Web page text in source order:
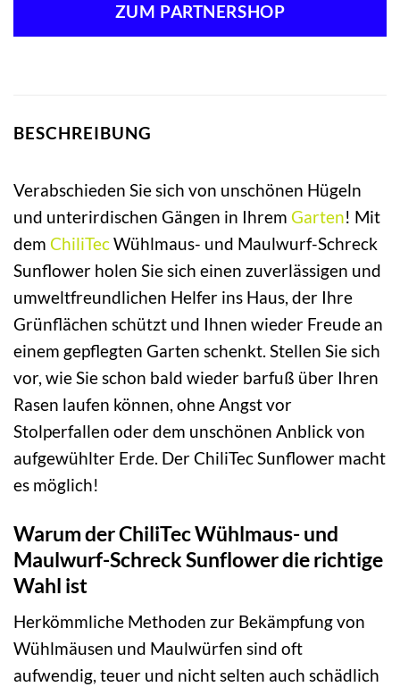
ZUM PARTNERSHOP
BESCHREIBUNG
Verabschieden Sie sich von unschönen Hügeln
und unterirdischen Gängen in Ihrem Garten! Mit
dem ChiliTecWühlmaus- und Maulwurf-Schreck
Sunflower holen Sie sich einen zuverlässigen und
umweltfreundlichen Helfer ins Haus, der Ihre
Grünflächen schützt und Ihnen wieder Freude an
einem gepflegten Garten schenkt. Stellen Sie sich
vor, wie Sie schon bald wieder barfuß über Ihren
Rasen laufen können, ohne Angst vor
Stolperfallen oder dem unschönen Anblick von
aufgewühlter Erde. Der ChiliTec Sunflower macht
es möglich!
Warum der ChiliTec Wühlmaus- und
Maulwurf-Schreck Sunflower die richtige
Wahl ist
Herkömmliche Methoden zur Bekämpfung von
Wühlmäusen und Maulwürfen sind oft
aufwendig, teuer und nicht selten auch schädlich